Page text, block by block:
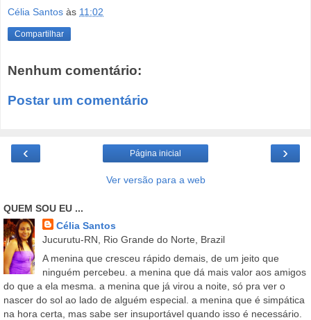
Célia Santos às 11:02
Compartilhar
Nenhum comentário:
Postar um comentário
‹ ›
Página inicial
Ver versão para a web
QUEM SOU EU ...
Célia Santos
Jucurutu-RN, Rio Grande do Norte, Brazil
A menina que cresceu rápido demais, de um jeito que
ninguém percebeu. a menina que dá mais valor aos amigos
do que a ela mesma. a menina que já virou a noite, só pra ver o
nascer do sol ao lado de alguém especial. a menina que é simpática
na hora certa, mas sabe ser insuportável quando isso é necessário.